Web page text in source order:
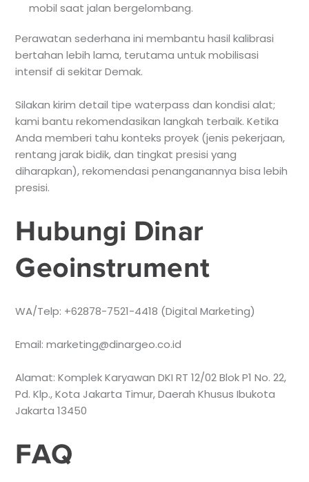
mobil saat jalan bergelombang.
Perawatan sederhana ini membantu hasil kalibrasi
bertahan lebih lama, terutama untuk mobilisasi
intensif di sekitar Demak.
Silakan kirim detail tipe waterpass dan kondisi alat;
kami bantu rekomendasikan langkah terbaik. Ketika
Anda memberi tahu konteks proyek (jenis pekerjaan,
rentang jarak bidik, dan tingkat presisi yang
diharapkan), rekomendasi penanganannya bisa lebih
presisi.
Hubungi Dinar
Geoinstrument
WA/Telp: +62878-7521-4418 (Digital Marketing)
Email: marketing@dinargeo.co.id
Alamat: Komplek Karyawan DKI RT 12/02 Blok P1 No. 22,
Pd. Klp., Kota Jakarta Timur, Daerah Khusus Ibukota
Jakarta 13450
FAQ